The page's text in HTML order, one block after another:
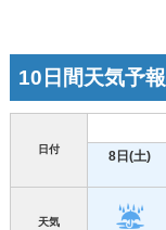
10日間天気予報
日付 8日(土)
天気